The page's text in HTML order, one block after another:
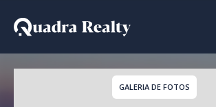
Cobertura a
GALERIA DE FOTOS